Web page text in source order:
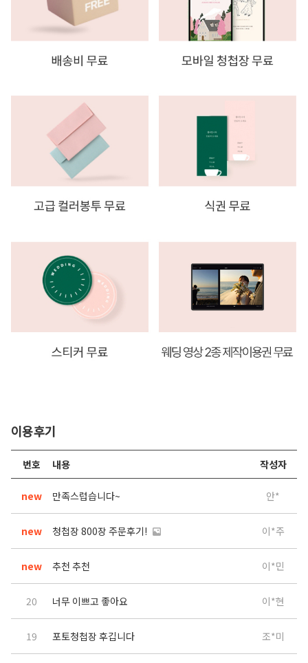
이용후기
번호 내용 작성자
new 만족스럽습니다~ 안*
new 청첩장 800장 주문후기! 이*주
new 추천 추천 이*민
20 너무 이쁘고 좋아요 이*현
19 포토청첩장 후깁니다 조*미